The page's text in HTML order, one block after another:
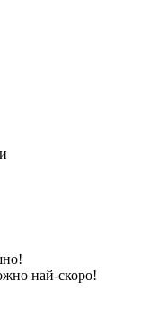
най-скоро!